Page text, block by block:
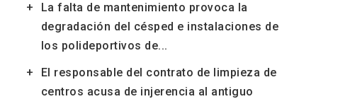
La falta de mantenimiento provoca la
degradación del césped e instalaciones de
los polideportivos de...
El responsable del contrato de limpieza de
centros acusa de injerencia al antiguo